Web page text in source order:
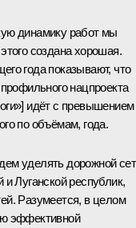
динамику работ мы
создана хорошая.
года показывают, что
нацпроекта
идёт с превышением
по объёмам, года.
уделять дорожной
Луганской республик,
Разумеется, в целом
эффективной